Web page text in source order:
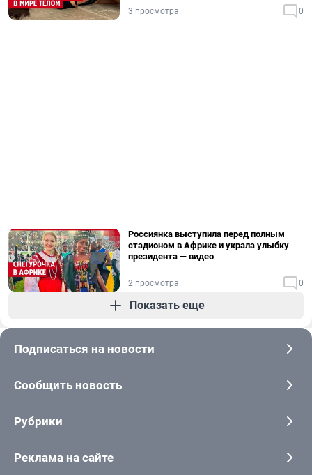
3 просмотра 0
Россиянка выступила перед полным
стадионом в Африке и украла улыбку
президента — видео
2 просмотра 0
Показать еще
Подписаться на новости
Сообщить новость
Рубрики
Реклама на сайте